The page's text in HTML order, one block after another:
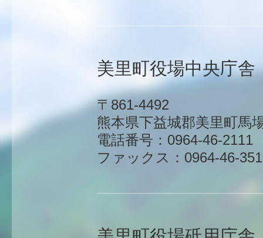
美里町役場中央庁舎
〒861-4492
熊本県下益城郡美里町馬
電話番号：0964-46-2111
ファックス：0964-46-